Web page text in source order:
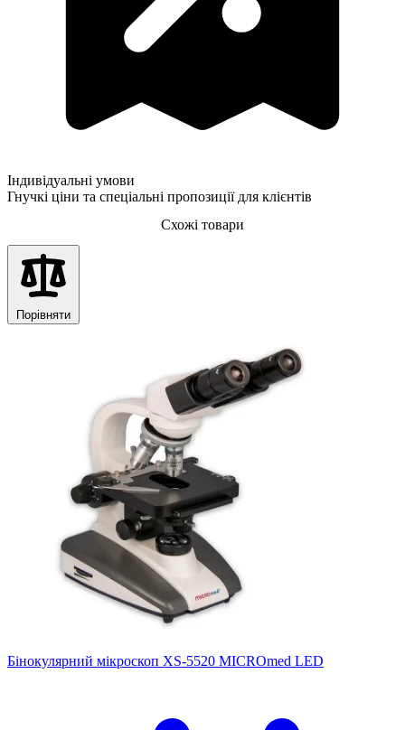
Індивідуальні умови
Гнучкі ціни та спеціальні пропозиції для клієнтів
Схожі товари
Порівняти
Бінокулярний мікроскоп XS-5520 MICROmed LED